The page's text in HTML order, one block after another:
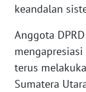
keandalan
Anggota DPRD
terus
Sumatera
Wahana
Regional
WN